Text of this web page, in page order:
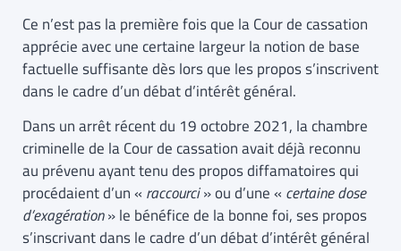
Ce n’est pas la première fois que la Cour de cassation
apprécie avec une certaine largeur la notion de base
factuelle suffisante dès lors que les propos s’inscrivent
dans le cadre d’un débat d’intérêt général.
Dans un arrêt récent du 19 octobre 2021, la chambre
criminelle de la Cour de cassation avait déjà reconnu
au prévenu ayant tenu des propos diffamatoires qui
procédaient d’un « raccourci» ou d’une « certaine dose
d’exagération» le bénéfice de la bonne foi, ses propos
s’inscrivant dans le cadre d’un débat d’intérêt général